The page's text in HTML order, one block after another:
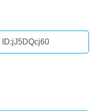
ID:jJ5DQcj60